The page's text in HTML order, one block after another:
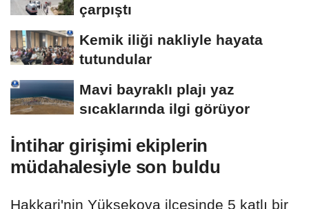
çarpıştı
Kemik iliği nakliyle hayata
tutundular
Mavi bayraklı plajı yaz
sıcaklarında ilgi görüyor
İntihar girişimi ekiplerin
müdahalesiyle son buldu
Hakkari'nin Yüksekova ilçesinde 5 katlı bir